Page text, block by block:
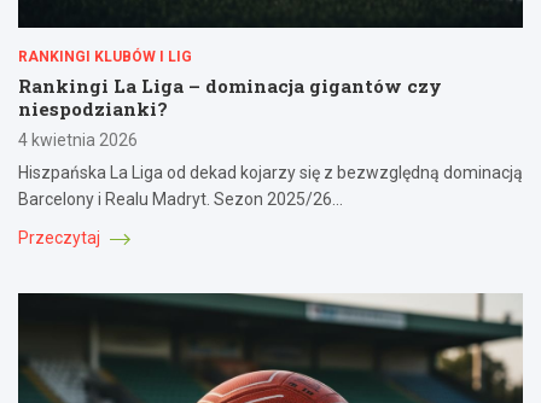
RANKINGI KLUBÓW I LIG
Rankingi La Liga – dominacja gigantów czy
niespodzianki?
4 kwietnia 2026
Hiszpańska La Liga od dekad kojarzy się z bezwzględną dominacją
Barcelony i Realu Madryt. Sezon 2025/26…
Przeczytaj